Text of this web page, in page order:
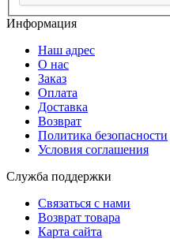
Информация
Наш адрес
О нас
Заказ
Оплата
Доставка
Возврат
Политика безопасности
Условия соглашения
Служба поддержки
Связаться с нами
Возврат товара
Карта сайта